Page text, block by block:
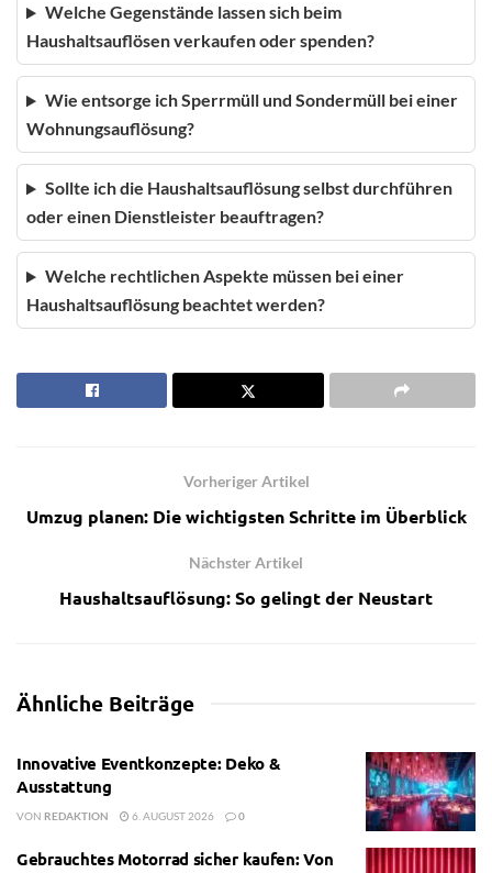
Welche Gegenstände lassen sich beim
Haushaltsauflösen verkaufen oder spenden?
Wie entsorge ich Sperrmüll und Sondermüll bei einer
Wohnungsauflösung?
Sollte ich die Haushaltsauflösung selbst durchführen
oder einen Dienstleister beauftragen?
Welche rechtlichen Aspekte müssen bei einer
Haushaltsauflösung beachtet werden?
Vorheriger Artikel
Umzug planen: Die wichtigsten Schritte im Überblick
Nächster Artikel
Haushaltsauflösung: So gelingt der Neustart
Ähnliche Beiträge
Innovative Eventkonzepte: Deko &
Ausstattung
VON REDAKTION 6. AUGUST 2026 0
Gebrauchtes Motorrad sicher kaufen: Von